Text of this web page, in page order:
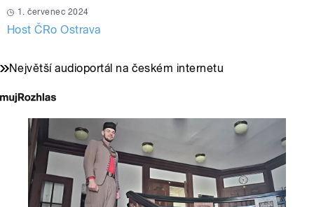
1. červenec 2024
Host ČRo Ostrava
Největší audioportál na českém internetu